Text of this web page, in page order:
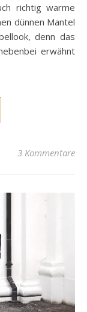
richtig warme
dünnen Mantel
denn das
erwähnt
3 Kommentare